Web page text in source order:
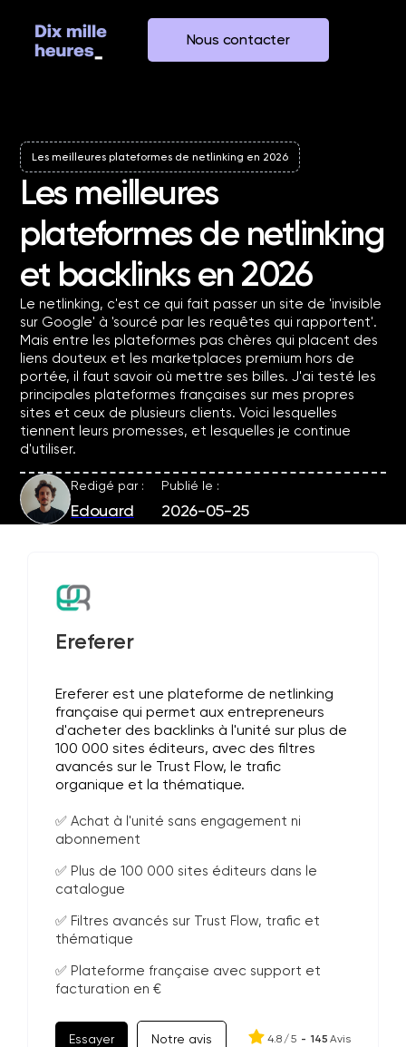
Nous contacter
Les meilleures plateformes de netlinking en 2026
Les meilleures
plateformes de netlinking
et backlinks en 2026
Le netlinking, c'est ce qui fait passer un site de 'invisible
sur Google' à 'sourcé par les requêtes qui rapportent'.
Mais entre les plateformes pas chères qui placent des
liens douteux et les marketplaces premium hors de
portée, il faut savoir où mettre ses billes. J'ai testé les
principales plateformes françaises sur mes propres
sites et ceux de plusieurs clients. Voici lesquelles
tiennent leurs promesses, et lesquelles je continue
d'utiliser.
Redigé par :
Edouard
Publié le :
2026-05-25
Ereferer
Ereferer est une plateforme de netlinking
française qui permet aux entrepreneurs
d'acheter des backlinks à l'unité sur plus de
100 000 sites éditeurs, avec des filtres
avancés sur le Trust Flow, le trafic
organique et la thématique.
✅ Achat à l'unité sans engagement ni
abonnement
✅ Plus de 100 000 sites éditeurs dans le
catalogue
✅ Filtres avancés sur Trust Flow, trafic et
thématique
✅ Plateforme française avec support et
facturation en €
Essayer Notre avis 4.8 /5 - 145 Avis